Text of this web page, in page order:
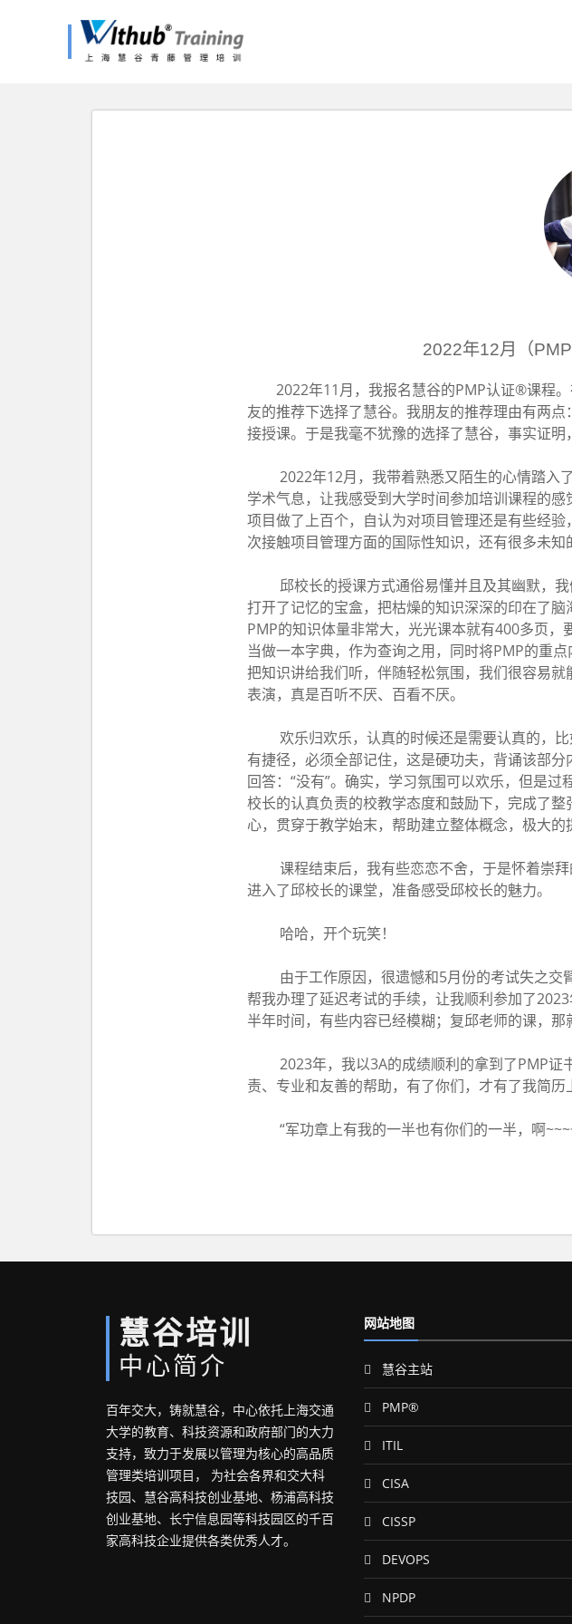
2022年12月（
2022年11月，我报名慧谷的PMP认证®课程
友的推荐下选择了慧谷。我朋友的推荐理由有两
接授课。于是我毫不犹豫的选择了慧谷，事实证明
2022年12月，我带着熟悉又陌生的心情踏入
学术气息，让我感受到大学时间参加培训课程的
项目做了上百个，自认为对项目管理还是有些经
次接触项目管理方面的国际性知识，还有很多未知
邱校长的授课方式通俗易懂并且及其幽默，
打开了记忆的宝盒，把枯燥的知识深深的印在了
PMP的知识体量非常大，光光课本就有400多页
当做一本字典，作为查询之用，同时将PMP的重
把知识讲给我们听，伴随轻松氛围，我们很容易
表演，真是百听不厌、百看不厌。
欢乐归欢乐，认真的时候还是需要认真的，
有捷径，必须全部记住，这是硬功夫，背诵该部
回答：“没有”。确实，学习氛围可以欢乐，但是
校长的认真负责的校教学态度和鼓励下，完成了
心，贯穿于教学始末，帮助建立整体概念，极大的
课程结束后，我有些恋恋不舍，于是怀着崇
进入了邱校长的课堂，准备感受邱校长的魅力。
哈哈，开个玩笑！
由于工作原因，很遗憾和5月份的考试失之
帮我办理了延迟考试的手续，让我顺利参加了
半年时间，有些内容已经模糊；复邱老师的课，那
2023年，我以3A的成绩顺利的拿到了PMP
责、专业和友善的帮助，有了你们，才有了我简历
“军功章上有我的一半也有你们的一半，啊
慧谷培训
中心简介
百年交大，铸就慧谷，中心依托上海交通
大学的教育、科技资源和政府部门的大力
支持，致力于发展以管理为核心的高品质
管理类培训项目， 为社会各界和交大科
技园、慧谷高科技创业基地、杨浦高科技
创业基地、长宁信息园等科技园区的千百
家高科技企业提供各类优秀人才。
网站地图
慧谷主站
PMP®
ITIL
CISA
CISSP
DEVOPS
NPDP